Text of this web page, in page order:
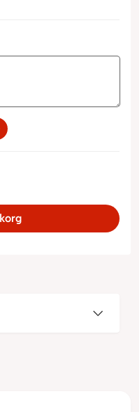
för att minska eller
Storlek på tårta 8